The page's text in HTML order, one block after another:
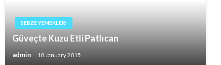
SEBZE YEMEKLERI
Güveçte Kuzu Etli Patlıcan
admin 18 January 2015